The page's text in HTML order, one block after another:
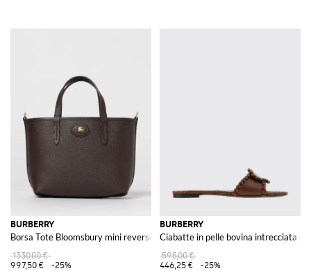
BURBERRY
Borsa Tote Bloomsbury mini reversibile​
1330,00 €
997,50 €
-25%
BURBERRY
Ciabatte in pelle bovina intrecciata
595,00 €
446,25 €
-25%